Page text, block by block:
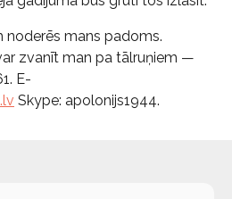
noderēs mans padoms.
zvanīt man pa tālruņiem —
E-
Skype: apolonijs1944.